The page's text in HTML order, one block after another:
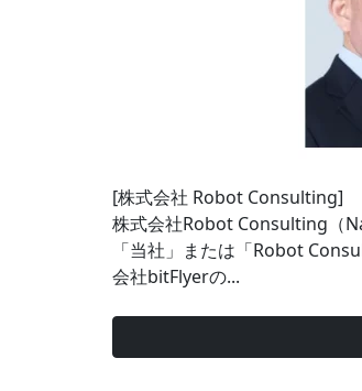
[株式会社 Robot Consulting]
株式会社Robot Consulting（
「当社」または「Robot
会社bitFlyerの...